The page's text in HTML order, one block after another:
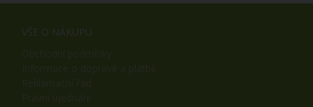
VŠE O NÁKUPU